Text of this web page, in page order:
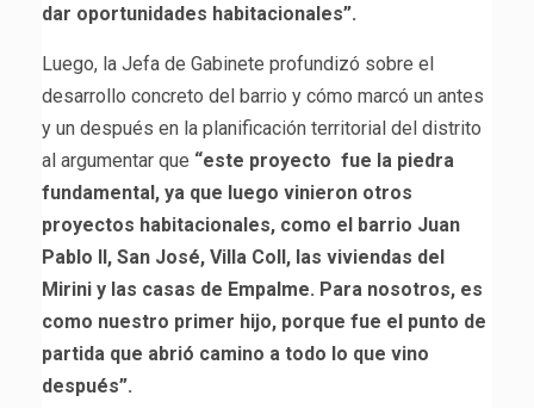
dar oportunidades habitacionales”.
Luego, la Jefa de Gabinete profundizó sobre el
desarrollo concreto del barrio y cómo marcó un antes
y un después en la planificación territorial del distrito
al argumentar que “este proyecto fue la piedra
fundamental, ya que luego vinieron otros
proyectos habitacionales, como el barrio Juan
Pablo II, San José, Villa Coll, las viviendas del
Mirini y las casas de Empalme. Para nosotros, es
como nuestro primer hijo, porque fue el punto de
partida que abrió camino a todo lo que vino
después”.